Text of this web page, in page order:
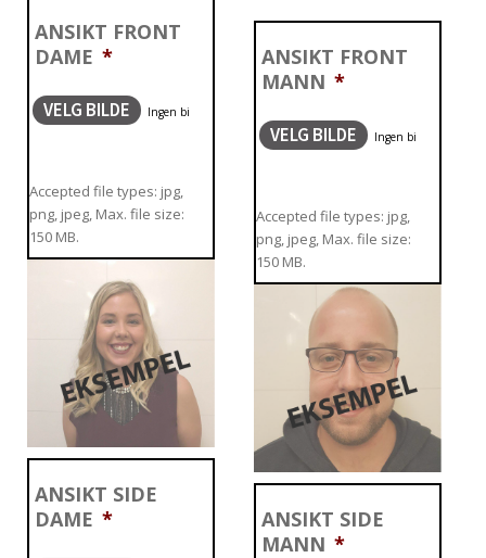
ANSIKT FRONT
DAME *
VELG BILDE
Accepted file types: jpg,
png, jpeg, Max. file size:
150 MB.
ANSIKT SIDE
DAME *
ANSIKT FRONT
MANN *
VELG BILDE
Accepted file types: jpg,
png, jpeg, Max. file size:
150 MB.
ANSIKT SIDE
MANN *